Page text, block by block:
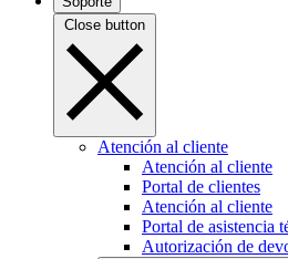
Close button
Atención al cliente
Atención al cliente
Portal de clientes
Atención al cliente
Portal de asistencia
Autorización de